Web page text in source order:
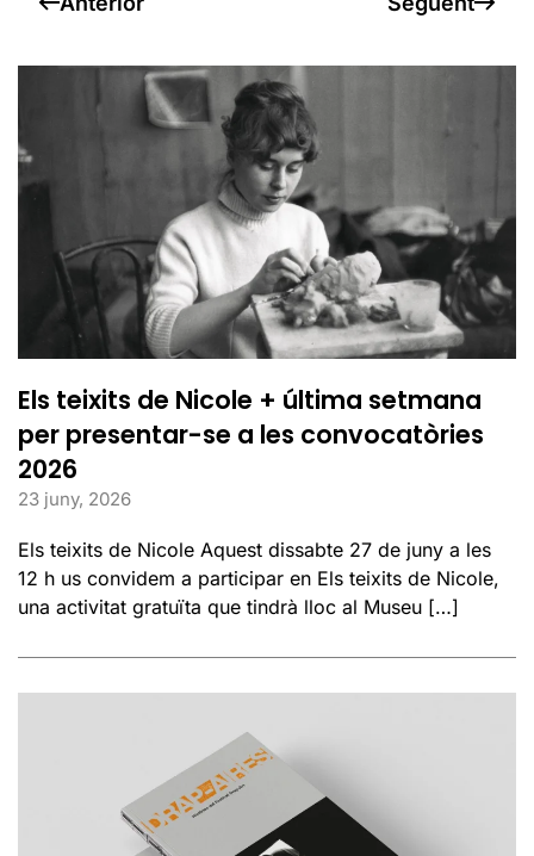
Els teixits de Nicole + última setmana
per presentar-se a les convocatòries
2026
23 juny, 2026
Els teixits de Nicole Aquest dissabte 27 de juny a les
12 h us convidem a participar en Els teixits de Nicole,
una activitat gratuïta que tindrà lloc al Museu […]